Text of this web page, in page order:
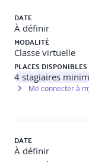
Pratique :
› Atelier
d’un cahier des
croisée des cas
DATE
À définir
MODALITÉ
Classe virtuelle
PLACES DISPONIBLES
4 stagiaires
Me connecter à
DATE
À définir